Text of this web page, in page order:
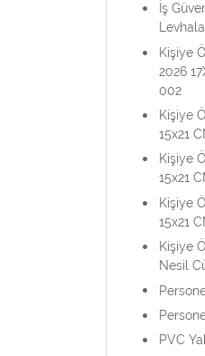
İş
Kişiye
2026
002
Kişiye
15x21
Kişiye
15x21
Kişiye
15x21
Kişiye
Nesil
PVC